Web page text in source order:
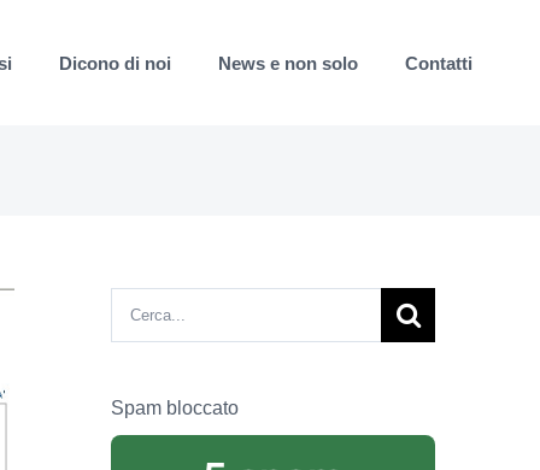
Dicono di noi News e non solo Contatti
Cerca
per:
Spam bloccato